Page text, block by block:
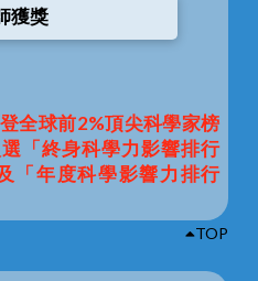
獲獎
全球前2%頂尖科學家榜
「終身科學力影響排行
「年度科學影響力排行
TOP